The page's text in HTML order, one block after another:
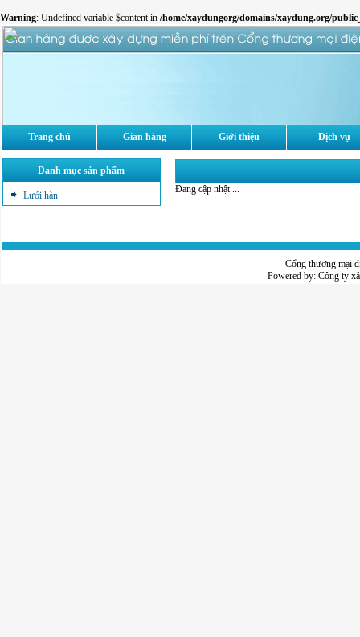
Warning: Undefined variable $content in /home/xaydungorg/domains/xaydung.org/
Trang chủ Gian hàng Giới thiệu Dịch vụ
Danh mục sản phẩm
Lưới hàn
Đang cập nhật ...
Cổng thương mại
Powered by: Công ty